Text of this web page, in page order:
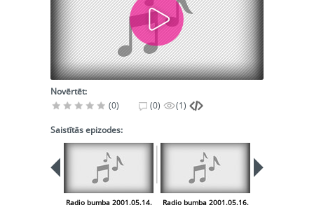
Novērtēt:
(0)
(0) (1)
Saistītās epizodes:
Radio bumba 2001.05.14. Radio bumba 2001.05.16.